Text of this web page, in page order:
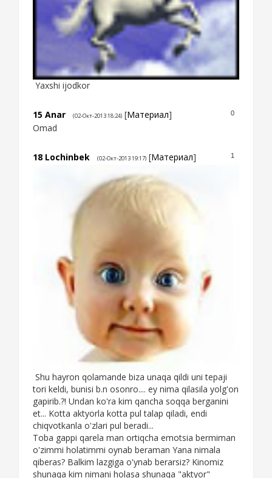
Yaxshi ijodkor
0
15 Anar (02-Окт-2013 18:24) [Материал]
Omad
1
18 Lochinbek (02-Окт-2013 19:17) [Материал]
Shu hayron qolamande biza unaqa qildi uni tepaji
tori keldi, bunisi b.n osonro.... ey nima qilasila yolg'on
gapirib.?! Undan ko'ra kim qancha soqqa berganini
et... Kotta aktyorla kotta pul talap qiladi, endi
chiqvotkanla o'zlari pul beradi...
Toba gappi qarela man ortiqcha emotsia bermiman
o'zimmi holatimmi oynab beraman Yana nimala
qiberas? Balkim lazgiga o'ynab berarsiz? Kinomiz
shunaqa kim nimani holasa shunaqa "aktyor"